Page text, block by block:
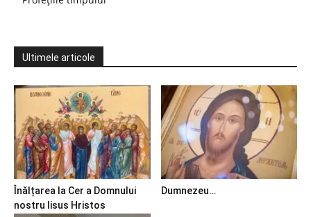
Ultimele articole
Înălțarea la Cer a Domnului
nostru Iisus Hristos
Dumnezeu…